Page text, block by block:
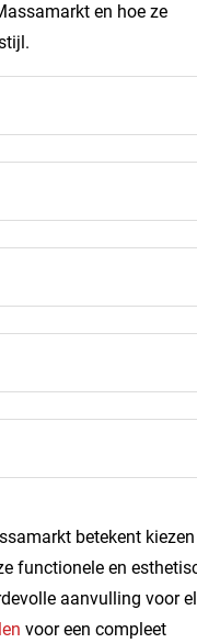
en hoe ze
betekent kiezen
functionele en
aanvulling voor
voor een compleet